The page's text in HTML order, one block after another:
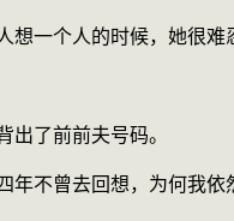
一个人的时候，她很难
了前前夫号码。
不曾去回想，为何我依